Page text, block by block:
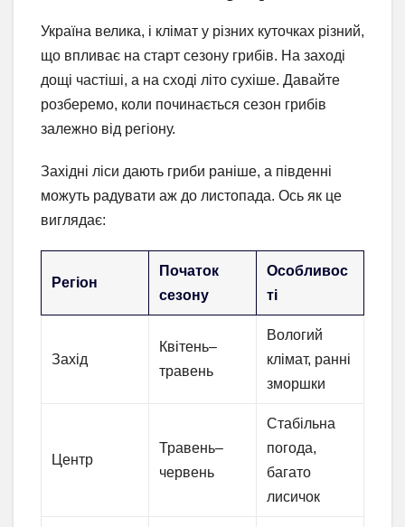
Україна велика, і клімат у різних куточках різний,
що впливає на старт сезону грибів. На заході
дощі частіші, а на сході літо сухіше. Давайте
розберемо, коли починається сезон грибів
залежно від регіону.
Західні ліси дають гриби раніше, а південні
можуть радувати аж до листопада. Ось як це
виглядає:
Регіон
Початок
сезону
Особливос
ті
Захід
Квітень–
травень
Вологий
клімат, ранні
зморшки
Центр
Травень–
червень
Стабільна
погода,
багато
лисичок